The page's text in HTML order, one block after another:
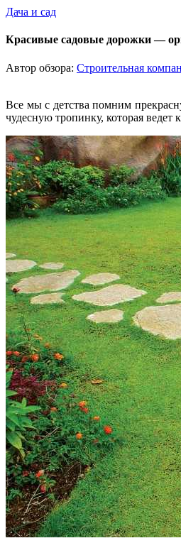
Дача и сад
Красивые садовые дорожки —
Автор обзора: Строительная
Все мы с детства помним
чудесную тропинку, которая